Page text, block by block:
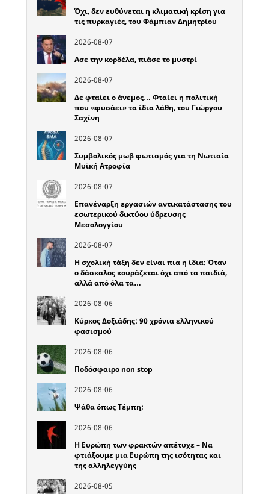
Όχι, δεν ευθύνεται η κλιματική κρίση για
τις πυρκαγιές, του Φάμπιαν Δημητρίου
2026-08-07
Ασε την κορδέλα, πιάσε το μυστρί
2026-08-07
Δε φταίει ο άνεμος… Φταίει η πολιτική
που «φυσάει» τα ίδια λάθη, του Γιώργου
Σαχίνη
2026-08-07
Συμβολικός μωβ φωτισμός για τη Νωτιαία
Μυϊκή Ατροφία
2026-08-07
Επανέναρξη εργασιών αντικατάστασης του
εσωτερικού δικτύου ύδρευσης
Μεσολογγίου
2026-08-07
Η σχολική τάξη δεν είναι πια η ίδια: Όταν
ο δάσκαλος κουράζεται όχι από τα παιδιά,
αλλά από όλα τα…
2026-08-06
Κύρκος Δοξιάδης: 90 χρόνια ελληνικού
φασισμού
2026-08-06
Ποδόσφαιρο non stop
2026-08-06
Ψάθα όπως Τέμπη;
2026-08-06
Η Ευρώπη των φρακτών απέτυχε – Να
φτιάξουμε μια Ευρώπη της ισότητας και
της αλληλεγγύης
2026-08-05